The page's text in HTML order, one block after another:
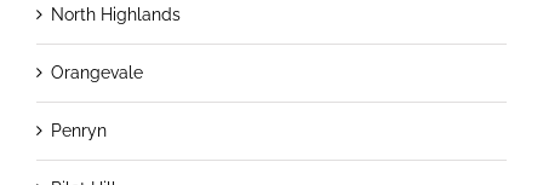
North Highlands
Orangevale
Penryn